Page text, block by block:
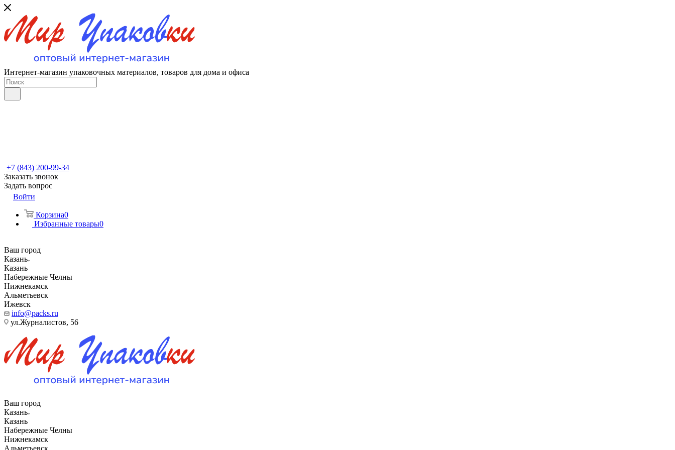
Интернет-магазин упаковочных материалов, товаров для дома и офиса
+7 (843) 200-99-34
Заказать звонок
Задать вопрос
Войти
Корзина0
Избранные товары0
Ваш город
Казань
Казань
Набережные Челны
Нижнекамск
Альметьевск
Ижевск
info@packs.ru
ул.Журналистов, 56
Ваш город
Казань
Казань
Набережные Челны
Нижнекамск
Альметьевск